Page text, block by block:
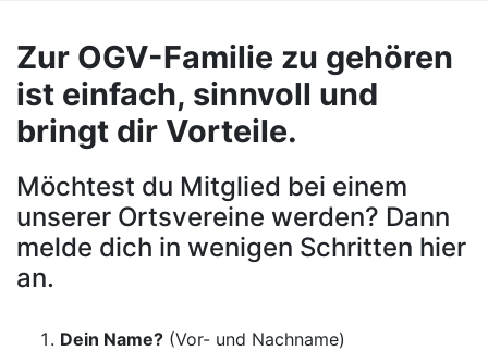
Zur OGV-Familie zu gehören
ist einfach, sinnvoll und
bringt dir Vorteile.
Möchtest du Mitglied bei einem
unserer Ortsvereine werden? Dann
melde dich in wenigen Schritten hier
an.
Dein Name? (Vor- und Nachname)